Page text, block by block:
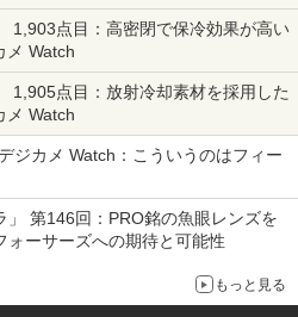
1,903点目：高密閉で保冷効果が高い
メ Watch
1,905点目：放射冷却素材を採用した
メ Watch
ジカメ Watch：こういうのはフィー
」 第146回：PRO銘の魚眼レンズを
ォーサーズへの期待と可能性
もっと見る